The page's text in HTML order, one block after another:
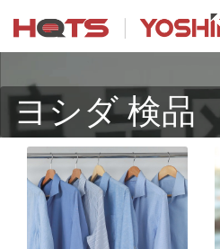
ヨシダ 検品